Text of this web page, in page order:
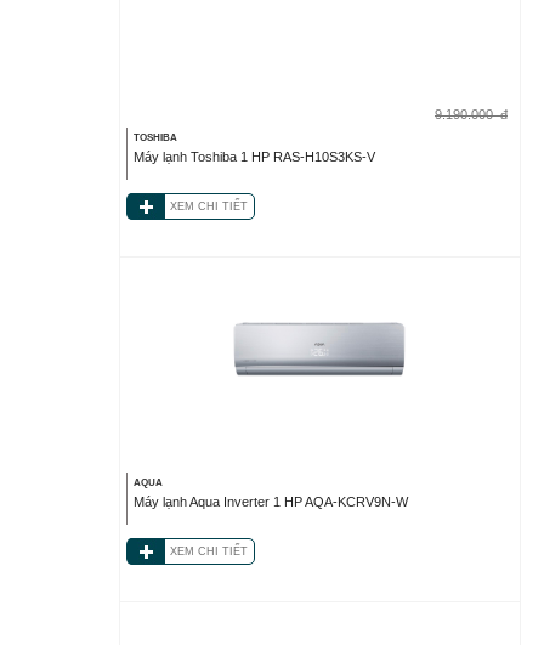
9.190.000 đ
TOSHIBA
Máy lạnh Toshiba 1 HP RAS-H10S3KS-V
XEM CHI TIẾT
AQUA
Máy lạnh Aqua Inverter 1 HP AQA-KCRV9N-W
XEM CHI TIẾT